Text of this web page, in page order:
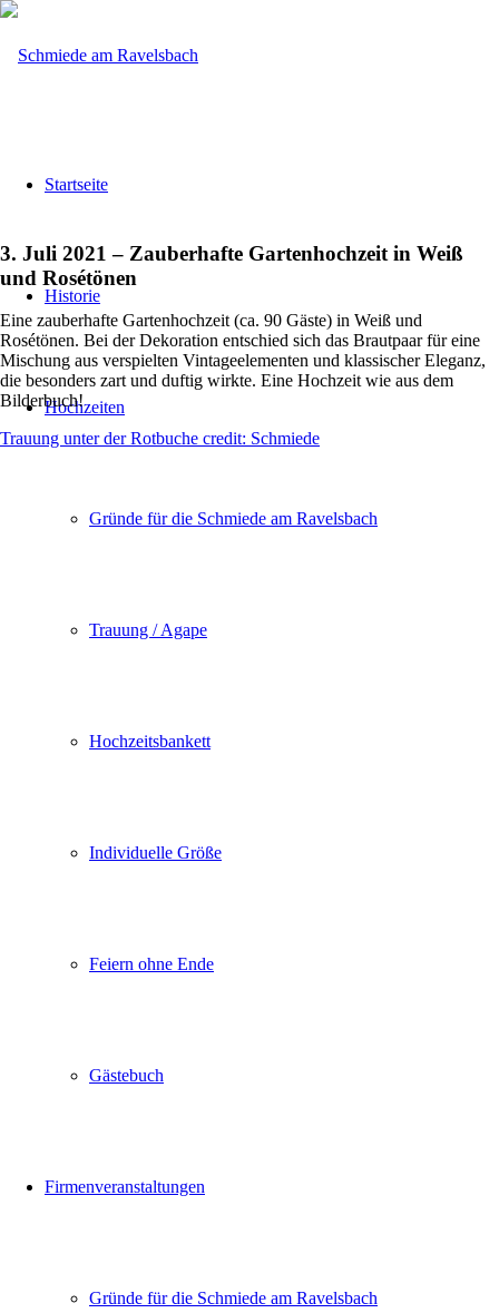
Startseite
Historie
Hochzeiten
Gründe für die Schmiede am Ravelsbach
Trauung / Agape
Hochzeitsbankett
Individuelle Größe
Feiern ohne Ende
Gästebuch
Firmenveranstaltungen
Gründe für die Schmiede am Ravelsbach
3. Juli 2021 – Zauberhafte Gartenhochzeit in Weiß
und Rosétönen
Eine zauberhafte Gartenhochzeit (ca. 90 Gäste) in Weiß und
Rosétönen. Bei der Dekoration entschied sich das Brautpaar für eine
Mischung aus verspielten Vintageelementen und klassischer Eleganz,
die besonders zart und duftig wirkte. Eine Hochzeit wie aus dem
Bilderbuch!
Trauung unter der Rotbuche credit: Schmiede